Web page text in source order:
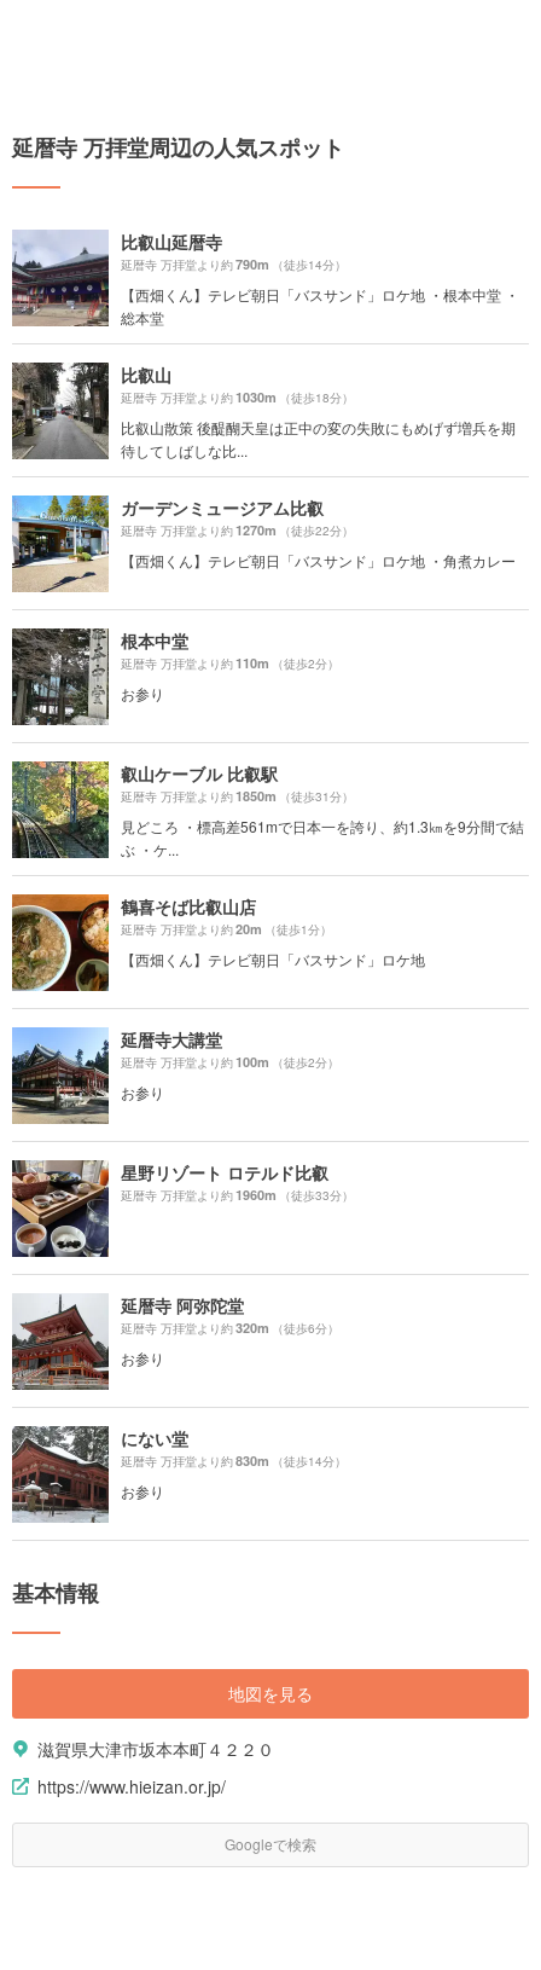
延暦寺 万拝堂周辺の人気スポット
比叡山延暦寺
延暦寺 万拝堂より約790m （徒歩14分）
【西畑くん】テレビ朝日「バスサンド」ロケ地 ・根本中堂 ・
総本堂
比叡山
延暦寺 万拝堂より約1030m （徒歩18分）
比叡山散策 後醍醐天皇は正中の変の失敗にもめげず増兵を期
待してしばしな比...
ガーデンミュージアム比叡
延暦寺 万拝堂より約1270m （徒歩22分）
【西畑くん】テレビ朝日「バスサンド」ロケ地 ・角煮カレー
根本中堂
延暦寺 万拝堂より約110m （徒歩2分）
お参り
叡山ケーブル 比叡駅
延暦寺 万拝堂より約1850m （徒歩31分）
見どころ ・標高差561mで日本一を誇り、約1.3㎞を9分間で結
ぶ ・ケ...
鶴喜そば比叡山店
延暦寺 万拝堂より約20m （徒歩1分）
【西畑くん】テレビ朝日「バスサンド」ロケ地
延暦寺大講堂
延暦寺 万拝堂より約100m （徒歩2分）
お参り
星野リゾート ロテルド比叡
延暦寺 万拝堂より約1960m （徒歩33分）
延暦寺 阿弥陀堂
延暦寺 万拝堂より約320m （徒歩6分）
お参り
にない堂
延暦寺 万拝堂より約830m （徒歩14分）
お参り
基本情報
地図を見る
滋賀県大津市坂本本町４２２０
https://www.hieizan.or.jp/
Googleで検索